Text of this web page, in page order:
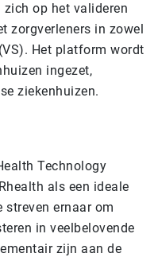
op het valideren
zorgverleners in zowel
Het platform wordt
ingezet,
ziekenhuizen.
Technology
als een ideale
streven ernaar om
in veelbelovende
zijn aan de